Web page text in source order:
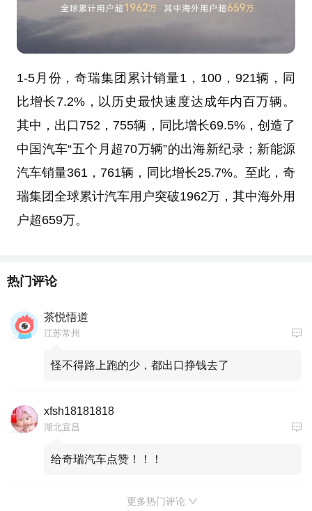
1-5月份，奇瑞集团累计销量1，100，921辆，同
比增长7.2%，以历史最快速度达成年内百万辆。
其中，出口752，755辆，同比增长69.5%，创造了
中国汽车“五个月超70万辆”的出海新纪录；新能源
汽车销量361，761辆，同比增长25.7%。至此，奇
瑞集团全球累计汽车用户突破1962万，其中海外用
户超659万。
热门评论
茶悦悟道
江苏常州
怪不得路上跑的少，都出口挣钱去了
xfsh18181818
湖北宜昌
给奇瑞汽车点赞！！！
更多热门评论